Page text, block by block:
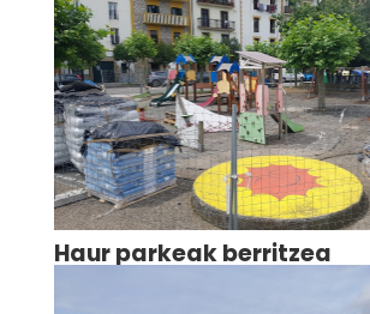
Haur parkeak berritzea